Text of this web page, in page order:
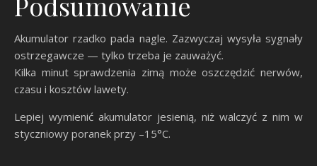
Akumulator rzadko pada nagle. Zazwyczaj wysyła sygnały
ostrzegawcze — tylko trzeba je zauważyć.
Kilka minut sprawdzenia zimą może oszczędzić nerwów,
czasu i kosztów lawety.
Lepiej wymienić akumulator jesienią, niż walczyć z nim w
styczniowy poranek przy –15°C.